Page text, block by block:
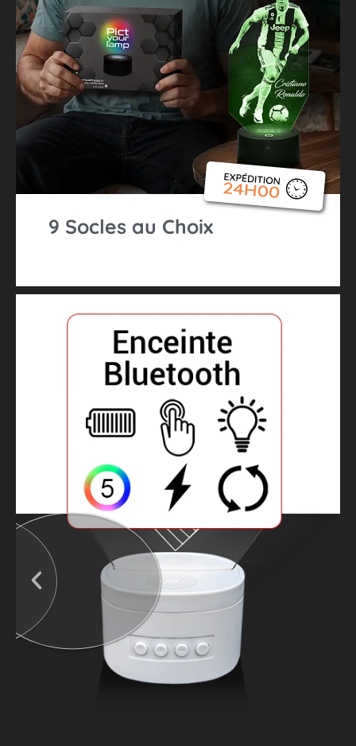
9 Socles au Choix